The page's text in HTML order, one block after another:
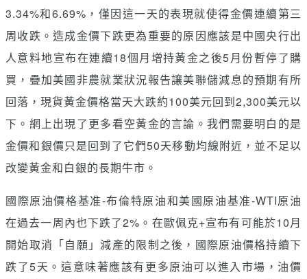
3.34%和6.69%，僅因這一天的表現就使得金價連續第三
周收跌。造成金價下跌更為重要的原因應該是中國央行出
人意料地宣布在連續18個月增持黃金之後5月份暫停了購
買，疊加美國非農就業狀況報告讓美聯儲減息的預期有所
回落，現貨黃金價格當天大跌約100美元回到2,300美元以
下。網上出現了更多看空黃金的言論。我們需要明白的是
金價和銀價只是回到了它們50天移動均線附近，並不足以
改變黃金和白銀的長期牛市。
國際原油價格基准-布倫特原油和美國原油基准-WTI原油
在過去一周內也下跌了2%。在歐佩克+宣布有可能於10月
開始取消「自願」減產的限制之後，國際原油價格持續下
跌了5天。這意味著應該有更多原油可以進入市場，油價